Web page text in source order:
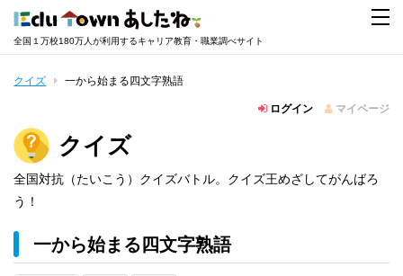
全国１万校180万人が利用するキャリア教育・職業調べサイト
クイズ 一から始まる四文字熟語
ログイン マイページ
クイズ
全国対抗（たいこう）クイズバトル。クイズ王めざしてがんばろ
う！
一から始まる四文字熟語